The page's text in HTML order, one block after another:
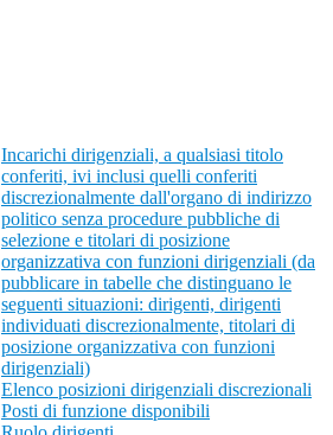
Incarichi dirigenziali, a qualsiasi titolo
conferiti, ivi inclusi quelli conferiti
discrezionalmente dall'organo di indirizzo
politico senza procedure pubbliche di
selezione e titolari di posizione
organizzativa con funzioni dirigenziali (da
pubblicare in tabelle che distinguano le
seguenti situazioni: dirigenti, dirigenti
individuati discrezionalmente, titolari di
posizione organizzativa con funzioni
dirigenziali)
Elenco posizioni dirigenziali discrezionali
Posti di funzione disponibili